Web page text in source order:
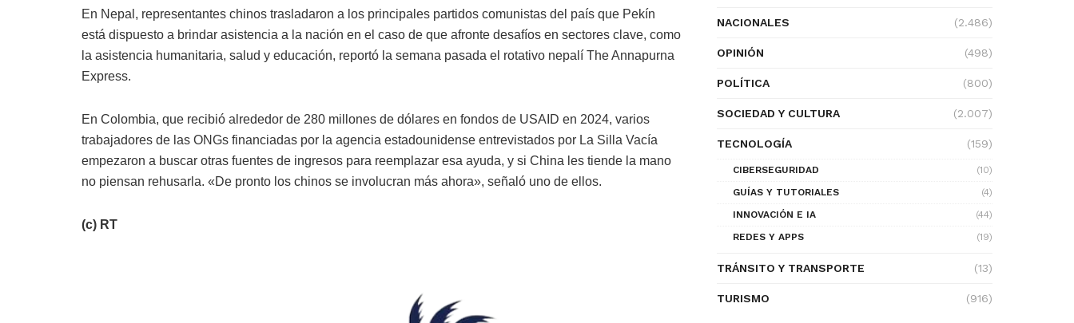
En Nepal, representantes chinos trasladaron a los principales partidos comunistas del país que Pekín
está dispuesto a brindar asistencia a la nación en el caso de que afronte desafíos en sectores clave, como
la asistencia humanitaria, salud y educación, reportó la semana pasada el rotativo nepalí The Annapurna
Express.
En Colombia, que recibió alrededor de 280 millones de dólares en fondos de USAID en 2024, varios
trabajadores de las ONGs financiadas por la agencia estadounidense entrevistados por La Silla Vacía
empezaron a buscar otras fuentes de ingresos para reemplazar esa ayuda, y si China les tiende la mano
no piensan rehusarla. «De pronto los chinos se involucran más ahora», señaló uno de ellos.
(c) RT
NACIONALES (2.486)
OPINIÓN (498)
POLÍTICA (800)
SOCIEDAD Y CULTURA (2.007)
TECNOLOGÍA (159)
CIBERSEGURIDAD
(10)
GUÍAS Y TUTORIALES
(4)
INNOVACIÓN E IA
(44)
REDES Y APPS
(19)
TRÁNSITO Y TRANSPORTE (13)
TURISMO (916)